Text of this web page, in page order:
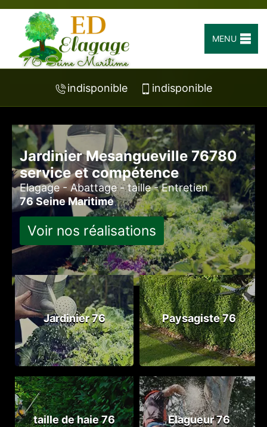
MENU
indisponible indisponible
Jardinier Mesangueville 76780
service et compétence
Elagage - Abattage - taille - Entretien
76 Seine Maritime
Voir nos réalisations
Jardinier 76 Paysagiste 76
taille de haie 76 Elagueur 76